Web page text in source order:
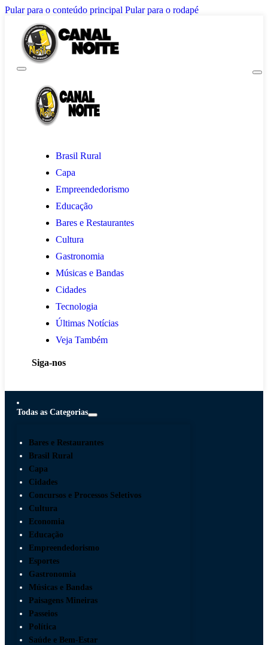
Pular para o conteúdo principal Pular para o rodapé
Brasil Rural
Capa
Empreendedorismo
Educação
Bares e Restaurantes
Cultura
Gastronomia
Músicas e Bandas
Cidades
Tecnologia
Últimas Notícias
Veja Também
Siga-nos
Todas as Categorias
Bares e Restaurantes
Brasil Rural
Capa
Cidades
Concursos e Processos Seletivos
Cultura
Economia
Educação
Empreendedorismo
Esportes
Gastronomia
Músicas e Bandas
Paisagens Mineiras
Passeios
Política
Saúde e Bem-Estar